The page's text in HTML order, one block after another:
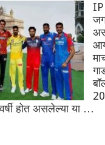
होत असलेल्या या …